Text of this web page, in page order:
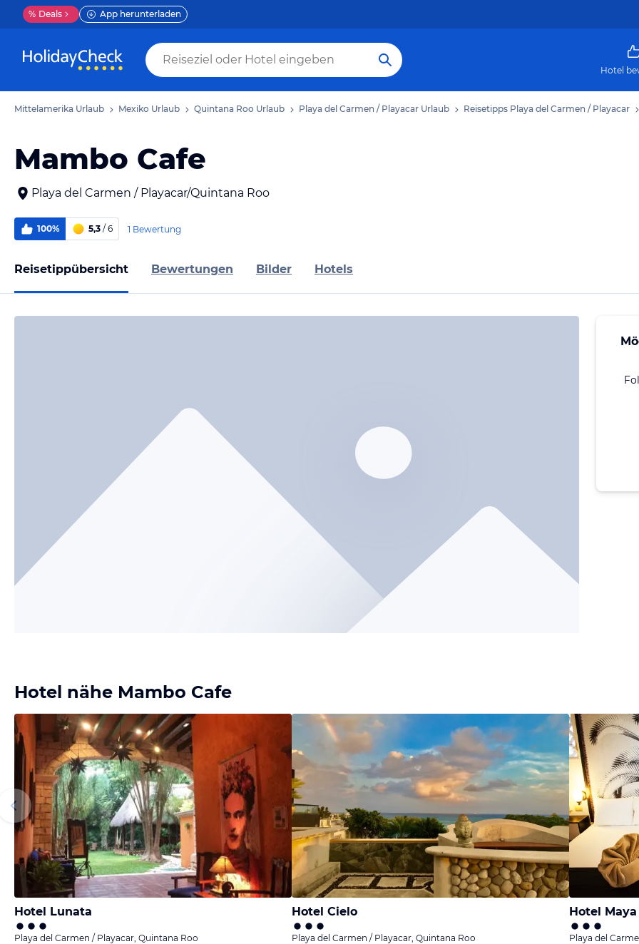
% Deals App herunterladen
Hotel
Mittelamerika Urlaub Mexiko Urlaub Quintana Roo Urlaub Playa del Carmen / Playacar Urlaub Reisetipps Playa del Carmen / Playacar
Mambo Cafe
Playa del Carmen / Playacar/Quintana Roo
100% 5,3 / 6 1 Bewertung
Reisetippübersicht Bewertungen Bilder Hotels
Hotel nähe Mambo Cafe
Hotel Lunata
Playa del Carmen / Playacar, Quintana Roo
Hotel Cielo
Playa del Carmen / Playacar, Quintana Roo
Hotel
Playa del